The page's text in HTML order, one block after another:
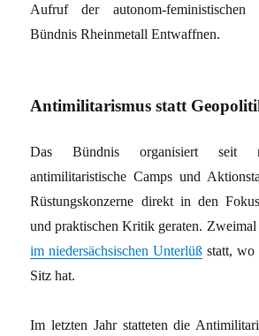
Aufruf der autonom-feministischen
Bündnis Rheinmetall Entwaffnen.
Antimilitarismus statt
Das Bündnis organisiert seit
antimilitaristische Camps und
Rüstungskonzerne direkt in den
und praktischen Kritik geraten. Zweimal
im niedersächsischen Unterlüß statt, wo
Sitz hat.
Im letzten Jahr statteten die